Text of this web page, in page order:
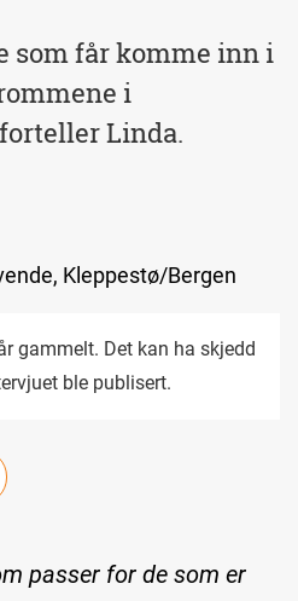
som får komme inn i
i
Linda.
Kleppestø/Bergen
gammelt. Det kan ha skjedd
ble publisert.
passer for de som er